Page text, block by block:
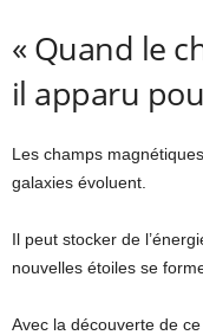
« Quand le
il apparu
Les champs
galaxies évoluent.
Il peut stocker de
nouvelles étoiles se
Avec la découverte de